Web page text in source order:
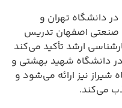
دانشگاه تهران و
صنعتی اصفهان تدریس
ارشد تأکید می‌کند
دانشگاه شهید بهشتی و
نیز ارائه می‌شود و
می‌کند.